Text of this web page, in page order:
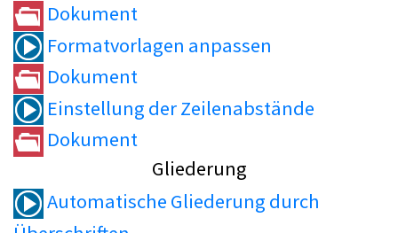
Dokument
Formatvorlagen anpassen
Dokument
Einstellung der Zeilenabstände
Dokument
Gliederung
Automatische Gliederung durch